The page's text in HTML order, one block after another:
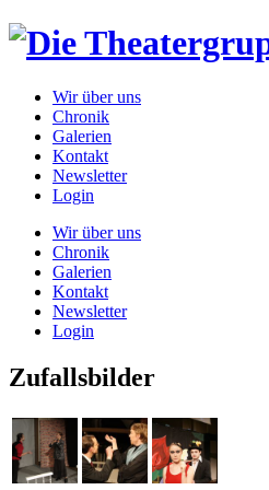
Wir über uns
Chronik
Galerien
Kontakt
Newsletter
Login
Wir über uns
Chronik
Galerien
Kontakt
Newsletter
Login
Zufallsbilder